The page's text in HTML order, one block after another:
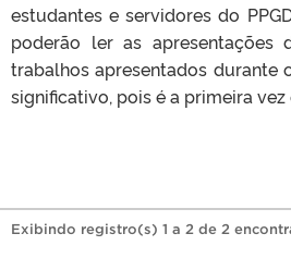
estudantes e servidores do
poderão ler as apresentações
trabalhos apresentados durante
significativo, pois é a primeira vez
Exibindo registro(s) 1 a 2 de 2